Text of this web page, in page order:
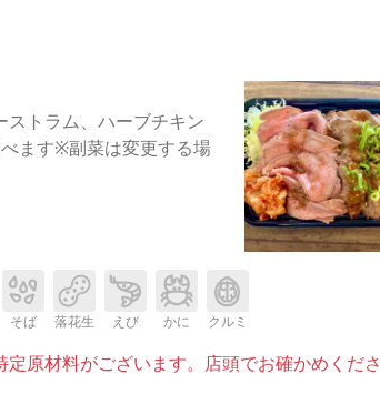
ストラム、ハーブチキン
ます※副菜は変更する場
そば 落花生 えび かに クルミ
定原材料がございます。店頭でお確かめくださ